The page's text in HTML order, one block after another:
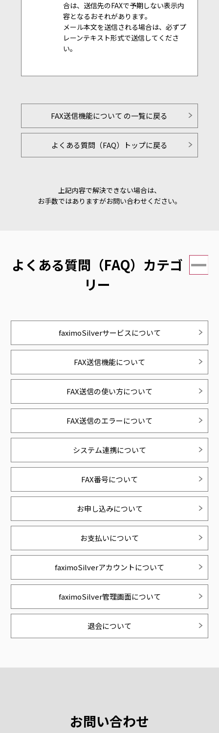
合は、送信先のFAXで予期しない表示内
容となるおそれがあります。
メール本文を送信される場合は、必ずプ
レーンテキスト形式で送信してくださ
い。
FAX送信機能について の一覧に戻る
よくある質問（FAQ）トップに戻る
上記内容で解決できない場合は、
お手数ではありますがお問い合わせください。
よくある質問（FAQ）カテゴ
リー
faximoSilverサービスについて
FAX送信機能について
FAX送信の使い方について
FAX送信のエラーについて
システム連携について
FAX番号について
お申し込みについて
お支払いについて
faximoSilverアカウントについて
faximoSilver管理画面について
退会について
お問い合わせ